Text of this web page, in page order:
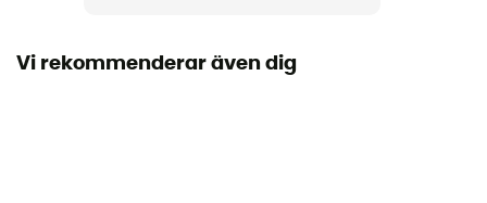
Märke
Vi rekommenderar även dig